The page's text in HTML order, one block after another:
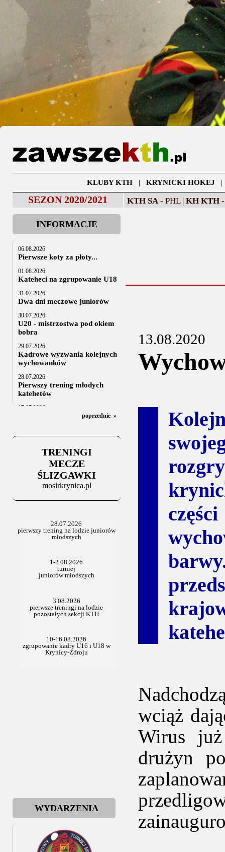
KLUBY KTH| KRYNICKI HOKEJ
SEZON 2020/2021 KTH SA - PHL | KH KTH
INFORMACJE
06.08.2026
Pierwsze koty za płoty...
01.08.2026
Kateheci na zgrupowanie U18
31.07.2026
Dwa dni meczowe juniorów
30.07.2026
U20 - mistrzostwa pod okiem
bobra
29.07.2026
Kadrowe wyzwania kolejnych
wychowanków
28.07.2026
Pierwszy trening młodych
katehetów
17.07.2026
U20: z kraju i z zagranicy
Za trzy tygodnie na lód
06.07.2025
Stowarzyszenie po Walnym
poprzednie »
TRENINGI
MECZE
ŚLIZGAWKI
mosirkrynica.pl
WYDARZENIA
13.08.2020
wciąż
Wirus już
drużyn